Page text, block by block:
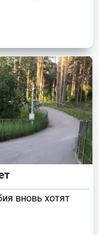
вновь хотят